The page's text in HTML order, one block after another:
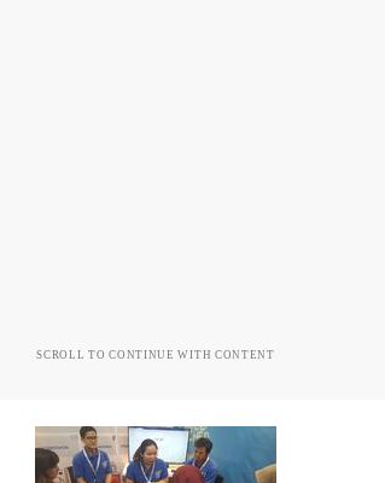
SCROLL TO CONTINUE WITH CONTENT